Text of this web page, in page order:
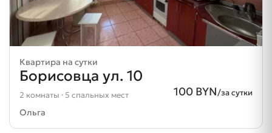
Квартира на сутки
Борисовца ул. 10
100 BYN/за сутки
2 комнаты · 5 спальных мест
Ольга